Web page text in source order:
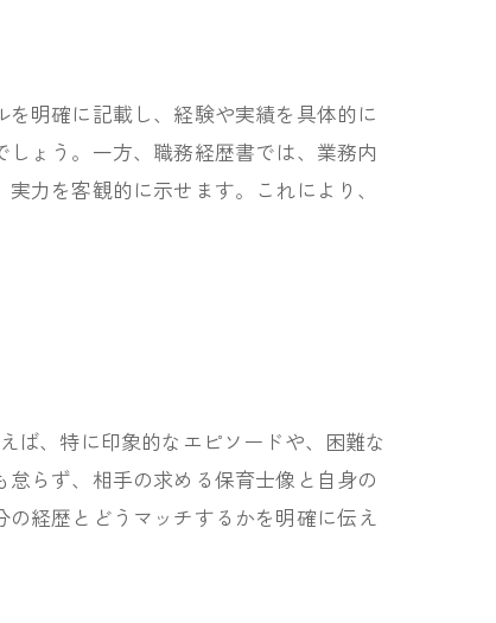
明確に記載し、経験や実績を具体的に
ょう。一方、職務経歴書では、業務内
力を客観的に示せます。これにより、
ば、特に印象的なエピソードや、困難な
らず、相手の求める保育士像と自身の
経歴とどうマッチするかを明確に伝え